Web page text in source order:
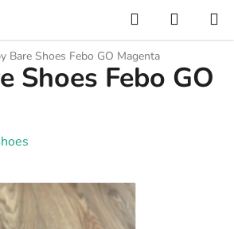
Hledat
KOŠÍK
Bare Shoes Febo GO Magenta
Shoes Febo GO